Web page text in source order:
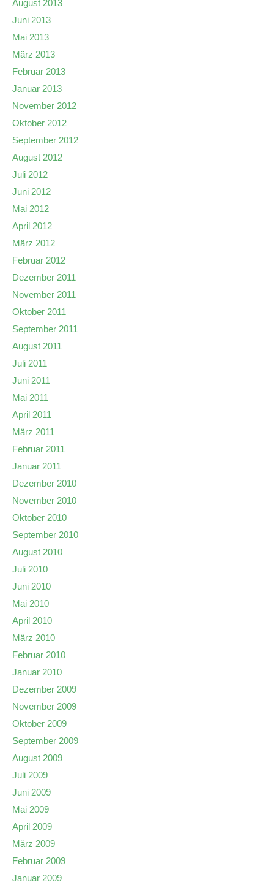
August 2013
Juni 2013
Mai 2013
März 2013
Februar 2013
Januar 2013
November 2012
Oktober 2012
September 2012
August 2012
Juli 2012
Juni 2012
Mai 2012
April 2012
März 2012
Februar 2012
Dezember 2011
November 2011
Oktober 2011
September 2011
August 2011
Juli 2011
Juni 2011
Mai 2011
April 2011
März 2011
Februar 2011
Januar 2011
Dezember 2010
November 2010
Oktober 2010
September 2010
August 2010
Juli 2010
Juni 2010
Mai 2010
April 2010
März 2010
Februar 2010
Januar 2010
Dezember 2009
November 2009
Oktober 2009
September 2009
August 2009
Juli 2009
Juni 2009
Mai 2009
April 2009
März 2009
Februar 2009
Januar 2009